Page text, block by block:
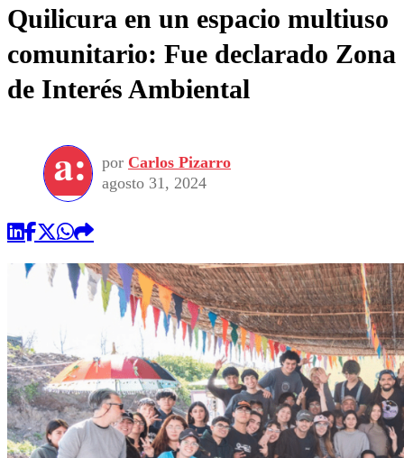
Quilicura en un espacio multiuso
comunitario: Fue declarado Zona
de Interés Ambiental
por Carlos Pizarro
agosto 31, 2024